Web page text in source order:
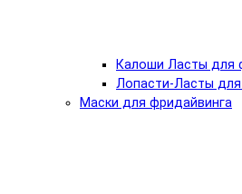
Калоши Ласты для
Лопасти-Ласты
Маски для фридайвинга